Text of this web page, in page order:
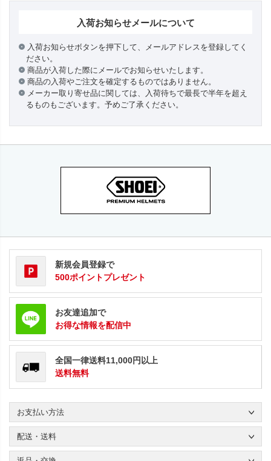
入荷お知らせメールについて
入荷お知らせボタンを押下して、メールアドレスを登録してく
ださい。
商品が入荷した際にメールでお知らせいたします。
商品の入荷やご注文を確定するものではありません。
メーカー取り寄せ品に関しては、入荷待ちで最長で半年を超え
るものもございます。予めご了承ください。
新規会員登録で
500ポイントプレゼント
お友達追加で
お得な情報を配信中
全国一律送料11,000円以上
送料無料
お支払い方法
配送・送料